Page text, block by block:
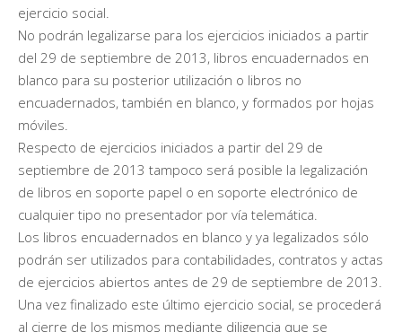
ejercicio social.
No podrán legalizarse para los ejercicios iniciados a partir
del 29 de septiembre de 2013, libros encuadernados en
blanco para su posterior utilización o libros no
encuadernados, también en blanco, y formados por hojas
móviles.
Respecto de ejercicios iniciados a partir del 29 de
septiembre de 2013 tampoco será posible la legalización
de libros en soporte papel o en soporte electrónico de
cualquier tipo no presentador por vía telemática.
Los libros encuadernados en blanco y ya legalizados sólo
podrán ser utilizados para contabilidades, contratos y actas
de ejercicios abiertos antes de 29 de septiembre de 2013.
Una vez finalizado este último ejercicio social, se procederá
al cierre de los mismos mediante diligencia que se